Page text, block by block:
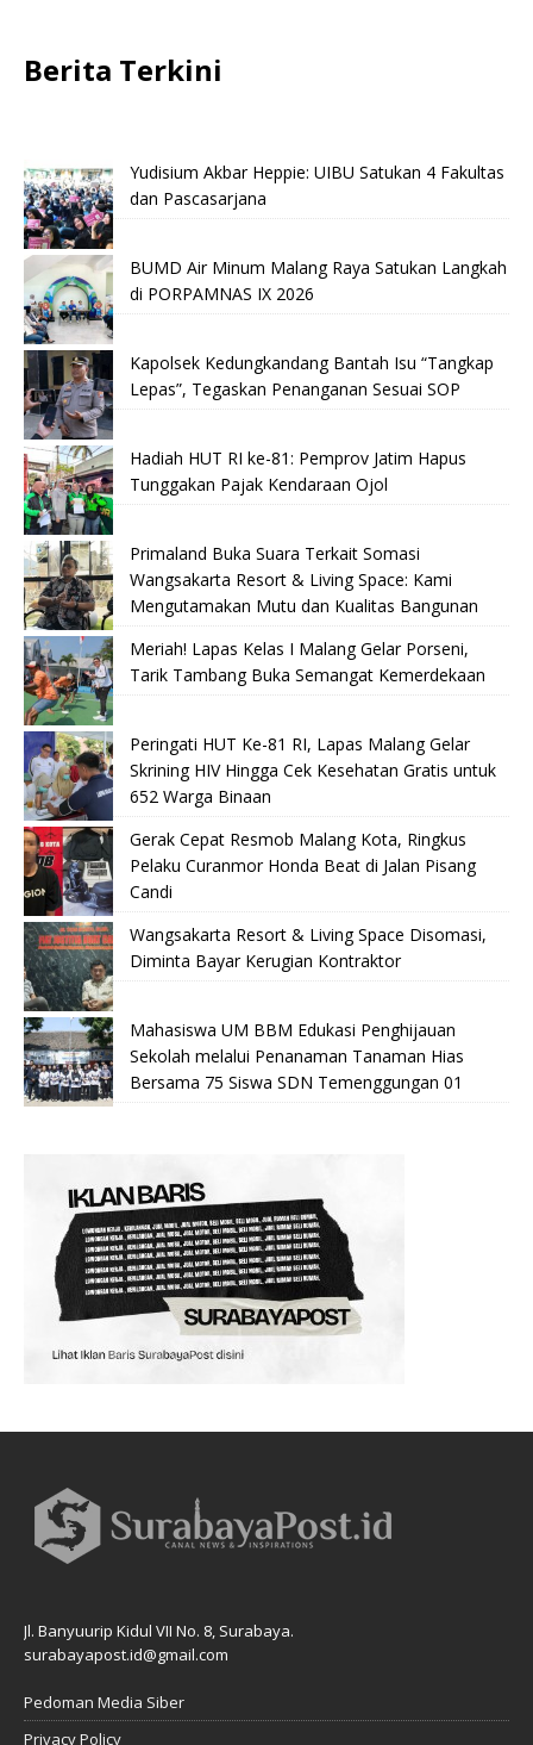
Berita Terkini
Yudisium Akbar Heppie: UIBU Satukan 4 Fakultas
dan Pascasarjana
BUMD Air Minum Malang Raya Satukan Langkah
di PORPAMNAS IX 2026
Kapolsek Kedungkandang Bantah Isu “Tangkap
Lepas”, Tegaskan Penanganan Sesuai SOP
Hadiah HUT RI ke-81: Pemprov Jatim Hapus
Tunggakan Pajak Kendaraan Ojol
Primaland Buka Suara Terkait Somasi
Wangsakarta Resort & Living Space: Kami
Mengutamakan Mutu dan Kualitas Bangunan
Meriah! Lapas Kelas I Malang Gelar Porseni,
Tarik Tambang Buka Semangat Kemerdekaan
Peringati HUT Ke-81 RI, Lapas Malang Gelar
Skrining HIV Hingga Cek Kesehatan Gratis untuk
652 Warga Binaan
Gerak Cepat Resmob Malang Kota, Ringkus
Pelaku Curanmor Honda Beat di Jalan Pisang
Candi
Wangsakarta Resort & Living Space Disomasi,
Diminta Bayar Kerugian Kontraktor
Mahasiswa UM BBM Edukasi Penghijauan
Sekolah melalui Penanaman Tanaman Hias
Bersama 75 Siswa SDN Temenggungan 01
Jl. Banyuurip Kidul VII No. 8, Surabaya.
surabayapost.id@gmail.com
Pedoman Media Siber
Privacy Policy